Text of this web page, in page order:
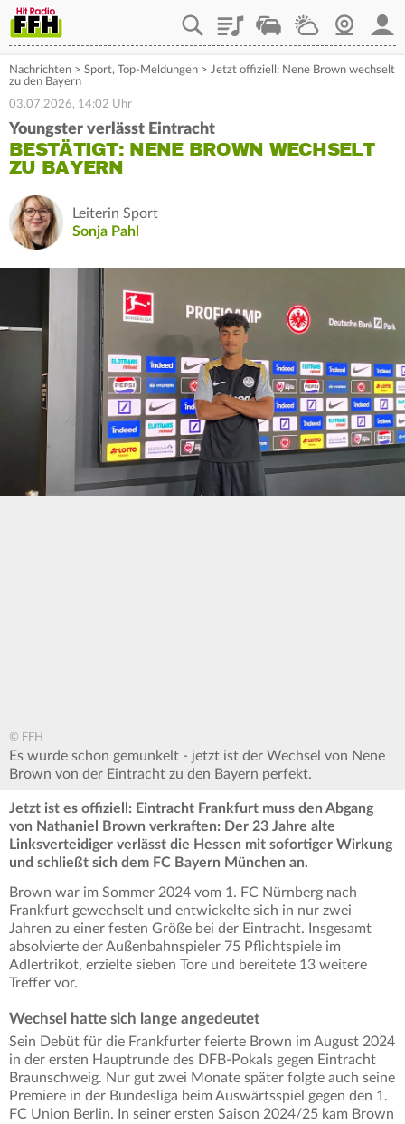
PlaylistStaupilotWetterWebcam
Nachrichten > Sport, Top-Meldungen > Jetzt offiziell: Nene Brown wechselt
zu den Bayern
03.07.2026, 14:02 Uhr
Youngster verlässt Eintracht
BESTÄTIGT: NENE BROWN WECHSELT
ZU BAYERN
Leiterin Sport
Sonja Pahl
© FFH
Es wurde schon gemunkelt - jetzt ist der Wechsel von Nene
Brown von der Eintracht zu den Bayern perfekt.
Jetzt ist es offiziell: Eintracht Frankfurt muss den Abgang
von Nathaniel Brown verkraften: Der 23 Jahre alte
Linksverteidiger verlässt die Hessen mit sofortiger Wirkung
und schließt sich dem FC Bayern München an.
Brown war im Sommer 2024 vom 1. FC Nürnberg nach
Frankfurt gewechselt und entwickelte sich in nur zwei
Jahren zu einer festen Größe bei der Eintracht. Insgesamt
absolvierte der Außenbahnspieler 75 Pflichtspiele im
Adlertrikot, erzielte sieben Tore und bereitete 13 weitere
Treffer vor.
Wechsel hatte sich lange angedeutet
Sein Debüt für die Frankfurter feierte Brown im August 2024
in der ersten Hauptrunde des DFB-Pokals gegen Eintracht
Braunschweig. Nur gut zwei Monate später folgte auch seine
Premiere in der Bundesliga beim Auswärtsspiel gegen den 1.
FC Union Berlin. In seiner ersten Saison 2024/25 kam Brown